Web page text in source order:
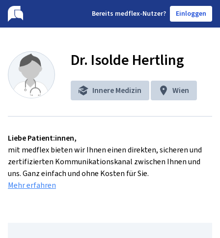
Bereits medflex-Nutzer? Einloggen
Dr. Isolde Hertling
Innere Medizin Wien
Liebe Patient:innen,
mit medflex bieten wir Ihnen einen direkten, sicheren und
zertifizierten Kommunikationskanal zwischen Ihnen und
uns. Ganz einfach und ohne Kosten für Sie.
Mehr erfahren